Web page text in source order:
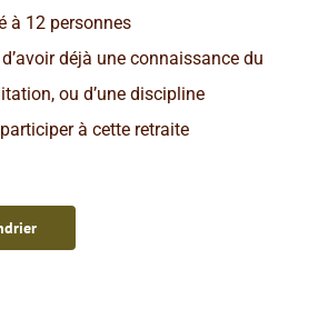
à 12 personnes
déjà une connaissance du
ou d’une discipline
à cette retraite